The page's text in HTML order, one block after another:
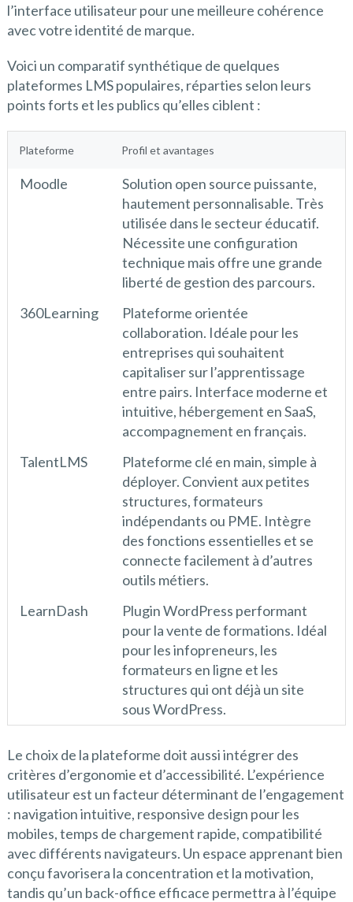
l’interface utilisateur pour une meilleure cohérence
avec votre identité de marque.
Voici un comparatif synthétique de quelques
plateformes LMS populaires, réparties selon leurs
points forts et les publics qu’elles ciblent :
Plateforme Profil et avantages
Moodle
Solution open source puissante,
hautement personnalisable. Très
utilisée dans le secteur éducatif.
Nécessite une configuration
technique mais offre une grande
liberté de gestion des parcours.
360Learning
Plateforme orientée
collaboration. Idéale pour les
entreprises qui souhaitent
capitaliser sur l’apprentissage
entre pairs. Interface moderne et
intuitive, hébergement en SaaS,
accompagnement en français.
TalentLMS
Plateforme clé en main, simple à
déployer. Convient aux petites
structures, formateurs
indépendants ou PME. Intègre
des fonctions essentielles et se
connecte facilement à d’autres
outils métiers.
LearnDash
Plugin WordPress performant
pour la vente de formations. Idéal
pour les infopreneurs, les
formateurs en ligne et les
structures qui ont déjà un site
sous WordPress.
Le choix de la plateforme doit aussi intégrer des
critères d’ergonomie et d’accessibilité. L’expérience
utilisateur est un facteur déterminant de l’engagement
: navigation intuitive, responsive design pour les
mobiles, temps de chargement rapide, compatibilité
avec différents navigateurs. Un espace apprenant bien
conçu favorisera la concentration et la motivation,
tandis qu’un back-office efficace permettra à l’équipe